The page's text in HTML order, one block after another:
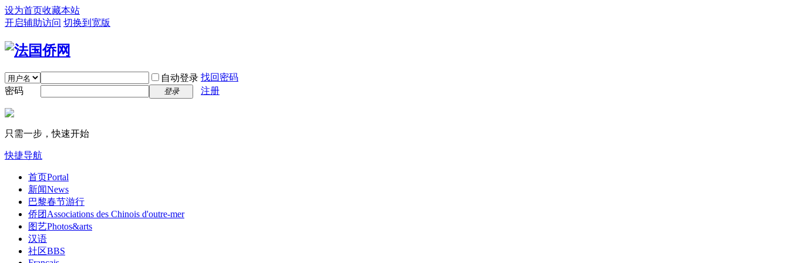
设为首页收藏本站
开启辅助访问 切换到宽版
自动登录 找回密码
密码
登录 注册
只需一步，快速开始
快捷导航
首页Portal
新闻News
巴黎春节游行
侨团 Associations des Chinois d'outre-mer
图艺Photos&arts
汉语
社区BBS